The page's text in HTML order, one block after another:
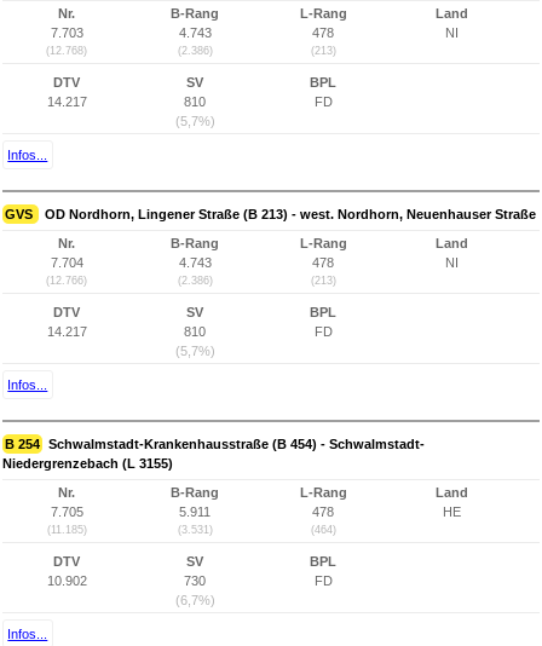
Nr.
7.703
(12.768)
B-Rang
4.743
(2.386)
L-Rang
478
(213)
Land
NI
DTV
14.217
SV
810
(5,7%)
BPL
FD
Infos...
GVS OD Nordhorn, Lingener Straße (B 213) - west. Nordhorn, Neuenhauser Straße
Nr.
7.704
(12.766)
B-Rang
4.743
(2.386)
L-Rang
478
(213)
Land
NI
DTV
14.217
SV
810
(5,7%)
BPL
FD
Infos...
B 254 Schwalmstadt-Krankenhausstraße (B 454) - Schwalmstadt-
Niedergrenzebach (L 3155)
Nr.
7.705
(11.185)
B-Rang
5.911
(3.531)
L-Rang
478
(464)
Land
HE
DTV
10.902
SV
730
(6,7%)
BPL
FD
Infos...